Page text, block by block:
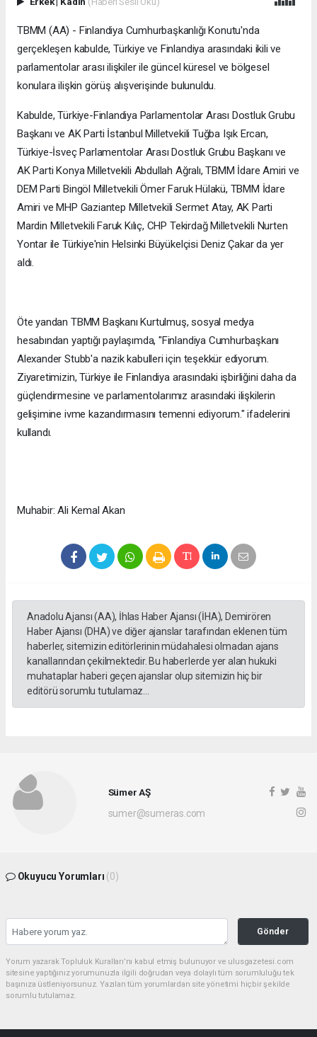
TBMM (AA) - Finlandiya Cumhurbaşkanlığı Konutu'nda
gerçekleşen kabulde, Türkiye ve Finlandiya arasındaki ikili ve
parlamentolar arası ilişkiler ile güncel küresel ve bölgesel
konulara ilişkin görüş alışverişinde bulunuldu.
Kabulde, Türkiye-Finlandiya Parlamentolar Arası Dostluk Grubu
Başkanı ve AK Parti İstanbul Milletvekili Tuğba Işık Ercan,
Türkiye-İsveç Parlamentolar Arası Dostluk Grubu Başkanı ve
AK Parti Konya Milletvekili Abdullah Ağralı, TBMM İdare Amiri ve
DEM Parti Bingöl Milletvekili Ömer Faruk Hülakü, TBMM İdare
Amiri ve MHP Gaziantep Milletvekili Sermet Atay, AK Parti
Mardin Milletvekili Faruk Kılıç, CHP Tekirdağ Milletvekili Nurten
Yontar ile Türkiye'nin Helsinki Büyükelçisi Deniz Çakar da yer
aldı.
Öte yandan TBMM Başkanı Kurtulmuş, sosyal medya
hesabından yaptığı paylaşımda, "Finlandiya Cumhurbaşkanı
Alexander Stubb'a nazik kabulleri için teşekkür ediyorum.
Ziyaretimizin, Türkiye ile Finlandiya arasındaki işbirliğini daha da
güçlendirmesine ve parlamentolarımız arasındaki ilişkilerin
gelişimine ivme kazandırmasını temenni ediyorum." ifadelerini
kullandı.
Muhabir: Ali Kemal Akan
Anadolu Ajansı (AA), İhlas Haber Ajansı (İHA), Demirören
Haber Ajansı (DHA) ve diğer ajanslar tarafından eklenen tüm
haberler, sitemizin editörlerinin müdahalesi olmadan ajans
kanallarından çekilmektedir. Bu haberlerde yer alan hukuki
muhataplar haberi geçen ajanslar olup sitemizin hiç bir
editörü sorumlu tutulamaz...
Sümer AŞ
sumer@sumeras.com
Okuyucu Yorumları (0)
Gönder
Yorum yazarak Topluluk Kuralları’nı kabul etmiş bulunuyor ve ulusgazetesi.com
sitesine yaptığınız yorumunuzla ilgili doğrudan veya dolaylı tüm sorumluluğu tek
başınıza üstleniyorsunuz. Yazılan tüm yorumlardan site yönetimi hiçbir şekilde
sorumlu tutulamaz.